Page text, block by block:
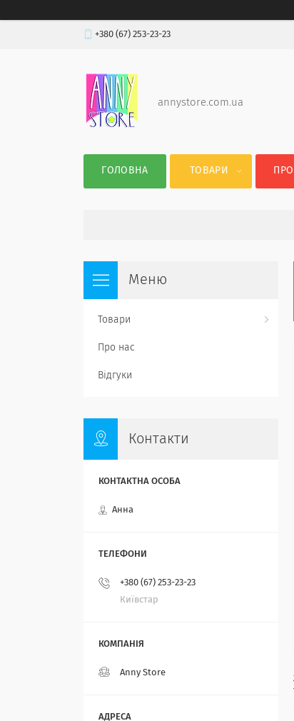
+380 (67) 253-23-23
annystore.com.ua
ГОЛОВНА ТОВАРИ
Товари
Про нас
Відгуки
Контакти
Анна
+380 (67) 253-23-23
Київстар
Anny Store